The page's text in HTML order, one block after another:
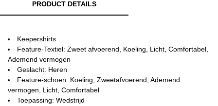
PRODUCT DETAILS
Keepershirts
Feature-Textiel: Zweet afvoerend, Koeling, Licht, Comfortabel,
Ademend vermogen
Geslacht: Heren
Feature-schoen: Koeling, Zweetafvoerend, Ademend
vermogen, Licht, Comfortabel
Toepassing: Wedstrijd